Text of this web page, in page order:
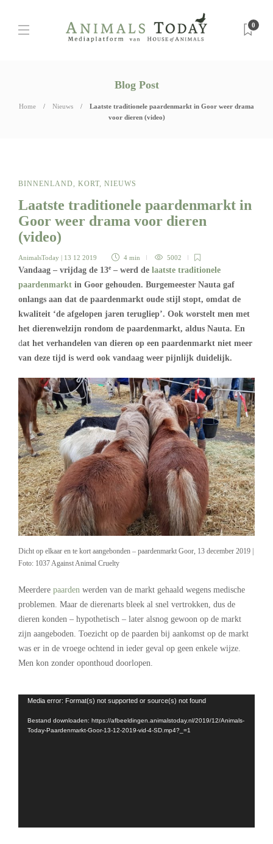
0
Blog Post
Home Nieuws
Laatste traditionele paardenmarkt in Goor weer drama
voor dieren (video)
BINNENLAND, KORT, NIEUWS
Laatste traditionele paardenmarkt in
Goor weer drama voor dieren
(video)
AnimalsToday | 13 12 2019 4 min 5002
Vandaag – vrijdag de 13e – werd de laatste traditionele
paardenmarkt in Goor gehouden. Burgemeester Nauta gaf
onlangs aan dat de paardenmarkt oude stijl stopt, omdat de
kwaliteit ‘de afgelopen jaren terugliep’. Ook worstelt men met
het dierenwelzijn rondom de paardenmarkt, aldus Nauta. En
dat het verhandelen van dieren op een paardenmarkt niet meer
van deze tijd is werd ook vandaag weer pijnlijk duidelijk.
Dicht op elkaar en te kort aangebonden – paardenmarkt Goor, 13 december 2019 |
Foto: 1037 Against Animal Cruelty
Meerdere paarden werden van de markt gehaald wegens medische
problemen. Maar de dierenarts bleek al snel vertrokken, dus de
dieren konden – hypothetisch – later alsnog gewoon op de markt
zijn aangeboden. Toezicht op de paarden bij aankomst op de markt
was er in de vroege ochtend in ieder geval op geen enkele wijze.
Men kon zonder oponthoud doorlopen.
Videospeler
Media error: Format(s) not supported or source(s) not found
Bestand downloaden: https://afbeeldingen.animalstoday.nl/2019/12/Animals-
Today-Paardenmarkt-Goor-13-12-2019-vid-4-SD.mp4?_=1